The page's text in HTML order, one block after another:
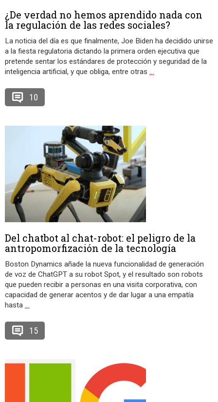
¿De verdad no hemos aprendido nada con
la regulación de las redes sociales?
La noticia del día es que finalmente, Joe Biden ha decidido unirse
a la fiesta regulatoria dictando la primera orden ejecutiva que
pretende sentar los estándares de protección y seguridad de la
inteligencia artificial, y que obliga, entre otras …
10
Del chatbot al chat-robot: el peligro de la
antropomorfización de la tecnología
Boston Dynamics añade la nueva funcionalidad de generación
de voz de ChatGPT a su robot Spot, y el resultado son robots
que pueden recibir a personas en una visita corporativa, con
capacidad de generar acentos y de dar lugar a una empatía
hasta …
15